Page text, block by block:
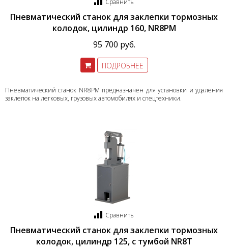
Сравнить
Пневматический станок для заклепки тормозных
колодок, цилиндр 160, NR8PM
95 700 руб.
ПОДРОБНЕЕ
Пневматический станок NR8PM предназначен для установки и удаления
заклепок на легковых, грузовых автомобилях и спецтехники.
Сравнить
Пневматический станок для заклепки тормозных
колодок, цилиндр 125, с тумбой NR8T